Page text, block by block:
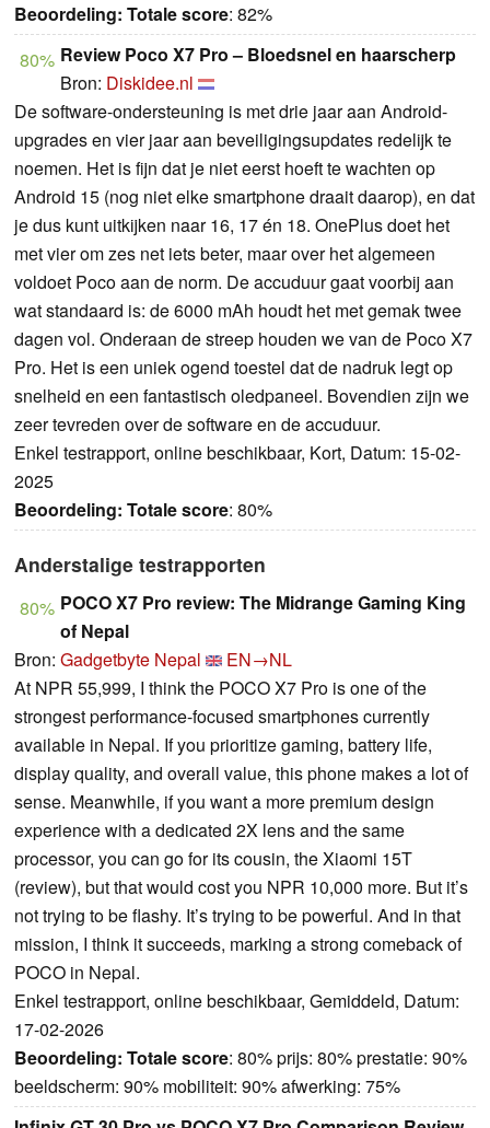
Beoordeling: Totale score: 82%
80% Review Poco X7 Pro – Bloedsnel en haarscherp
Bron: Diskidee.nl
De software-ondersteuning is met drie jaar aan Android-
upgrades en vier jaar aan beveiligingsupdates redelijk te
noemen. Het is fijn dat je niet eerst hoeft te wachten op
Android 15 (nog niet elke smartphone draait daarop), en dat
je dus kunt uitkijken naar 16, 17 én 18. OnePlus doet het
met vier om zes net iets beter, maar over het algemeen
voldoet Poco aan de norm. De accuduur gaat voorbij aan
wat standaard is: de 6000 mAh houdt het met gemak twee
dagen vol. Onderaan de streep houden we van de Poco X7
Pro. Het is een uniek ogend toestel dat de nadruk legt op
snelheid en een fantastisch oledpaneel. Bovendien zijn we
zeer tevreden over de software en de accuduur.
Enkel testrapport, online beschikbaar, Kort, Datum: 15-02-
2025
Beoordeling: Totale score: 80%
Anderstalige testrapporten
80% POCO X7 Pro review: The Midrange Gaming King
of Nepal
Bron: Gadgetbyte Nepal
EN→NL
At NPR 55,999, I think the POCO X7 Pro is one of the
strongest performance-focused smartphones currently
available in Nepal. If you prioritize gaming, battery life,
display quality, and overall value, this phone makes a lot of
sense. Meanwhile, if you want a more premium design
experience with a dedicated 2X lens and the same
processor, you can go for its cousin, the Xiaomi 15T
(review), but that would cost you NPR 10,000 more. But it’s
not trying to be flashy. It’s trying to be powerful. And in that
mission, I think it succeeds, marking a strong comeback of
POCO in Nepal.
Enkel testrapport, online beschikbaar, Gemiddeld, Datum:
17-02-2026
Beoordeling: Totale score: 80% prijs: 80% prestatie: 90%
beeldscherm: 90% mobiliteit: 90% afwerking: 75%